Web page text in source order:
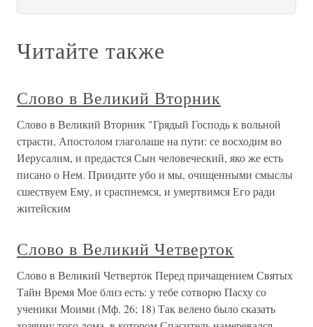
Читайте также
Слово в Великий Вторник
Слово в Великий Вторник "Грядый Господь к вольной
страсти, Апостолом глаголаше на пути: се восходим во
Иерусалим, и предастся Сын человеческий, яко же есть
писано о Нем. Приидите убо и мы, очищенными смыслы
сшествуем Ему, и сраспнемся, и умертвимся Его ради
житейским
Слово в Великий Четверток
Слово в Великий Четверток Перед причащением Святых
Тайн Время Мое близ есть: у тебе сотворю Пасху со
ученики Моими (Мф. 26; 18) Так велено было сказать